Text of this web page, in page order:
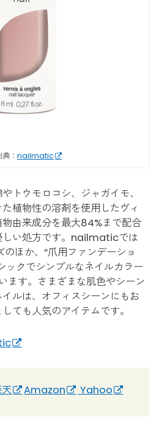
： nailmatic
トウモロコシ、ジャガイモ、
植物性の溶剤を使用したヴィ
由来成分を最大84%まで配合
しい処方です。nailmaticでは
ほか、“爪用ファンデーショ
ックでシンプルなネイルカラー
ます。さまざまな肌色やシーン
ルは、オフィスシーンにもお
ても人気のアイテムです。
Amazon Yahoo